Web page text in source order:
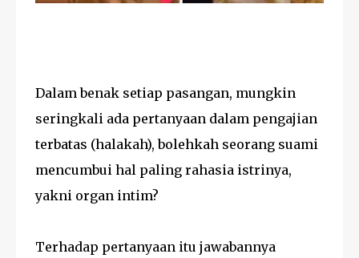
Dalam benak setiap pasangan, mungkin
seringkali ada pertanyaan dalam pengajian
terbatas (halakah), bolehkah seorang suami
mencumbui hal paling rahasia istrinya,
yakni organ intim?
Terhadap pertanyaan itu jawabannya